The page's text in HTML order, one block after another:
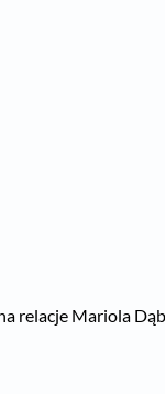
relacje Mariola